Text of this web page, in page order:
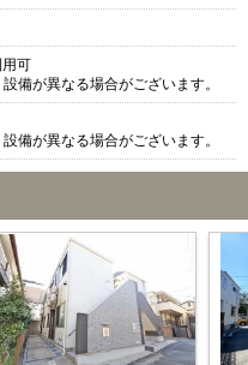
用可
備が異なる場合がございます。
備が異なる場合がございます。